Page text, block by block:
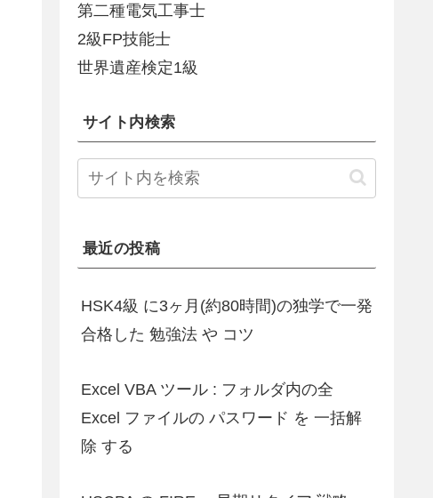
第二種電気工事士
2級FP技能士
世界遺産検定1級
サイト内検索
最近の投稿
HSK4級 に3ヶ月(約80時間)の独学で一発
合格した 勉強法 や コツ
Excel VBA ツール : フォルダ内の全
Excel ファイルの パスワード を 一括解
除 する